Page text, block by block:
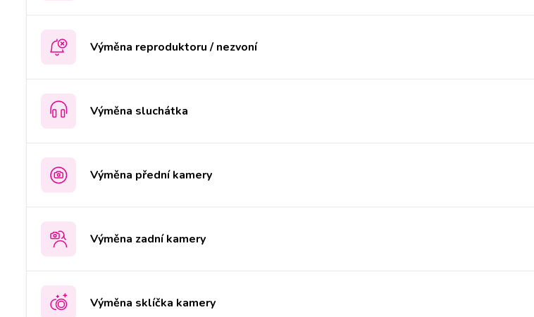
Výměna reproduktoru / nezvoní
Výměna sluchátka
Výměna přední kamery
Výměna zadní kamery
Výměna sklíčka kamery